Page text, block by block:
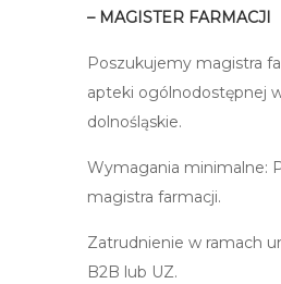
– MAGISTER FARMACJI
Poszukujemy magistra
apteki ogólnodostępnej
dolnośląskie.
Wymagania minimalne:
magistra farmacji.
Zatrudnienie w ramach
B2B lub UZ.